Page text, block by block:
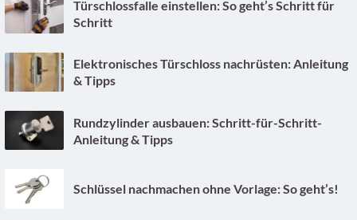
Türschlossfalle einstellen: So geht’s Schritt für
Schritt
Elektronisches Türschloss nachrüsten: Anleitung
& Tipps
Rundzylinder ausbauen: Schritt-für-Schritt-
Anleitung & Tipps
Schlüssel nachmachen ohne Vorlage: So geht’s!